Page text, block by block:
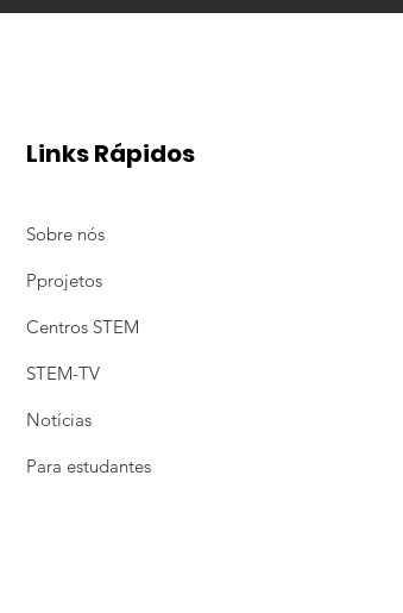
Links Rápidos
Sobre nós
Pprojetos
Centros STEM
STEM-TV
Notícias
Para estudantes